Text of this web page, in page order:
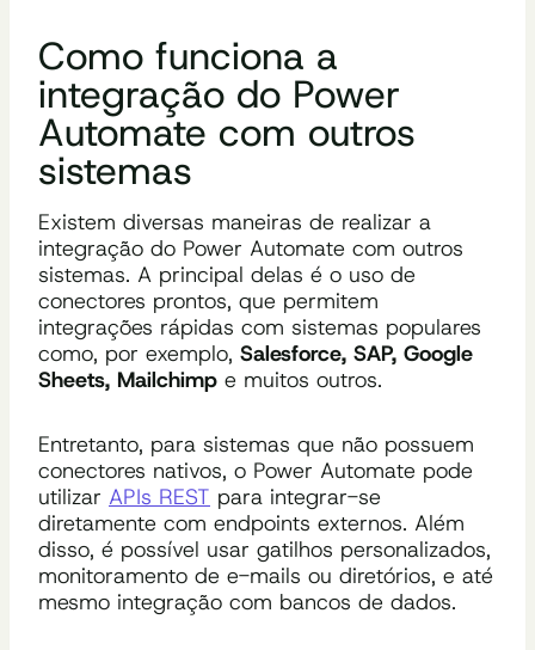
Como funciona a
integração do Power
Automate com outros
sistemas
Existem diversas maneiras de realizar a
integração do Power Automate com outros
sistemas. A principal delas é o uso de
conectores prontos, que permitem
integrações rápidas com sistemas populares
como, por exemplo, Salesforce, SAP, Google
Sheets, Mailchimp e muitos outros.
Entretanto, para sistemas que não possuem
conectores nativos, o Power Automate pode
utilizar APIs REST para integrar-se
diretamente com endpoints externos. Além
disso, é possível usar gatilhos personalizados,
monitoramento de e-mails ou diretórios, e até
mesmo integração com bancos de dados.